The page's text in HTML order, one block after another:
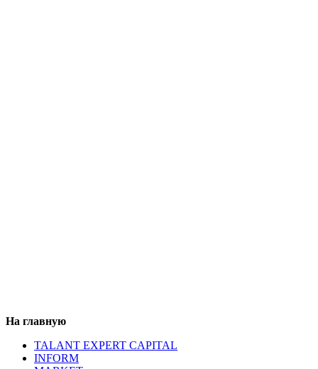
На главную
TALANT EXPERT CAPITAL
INFORM